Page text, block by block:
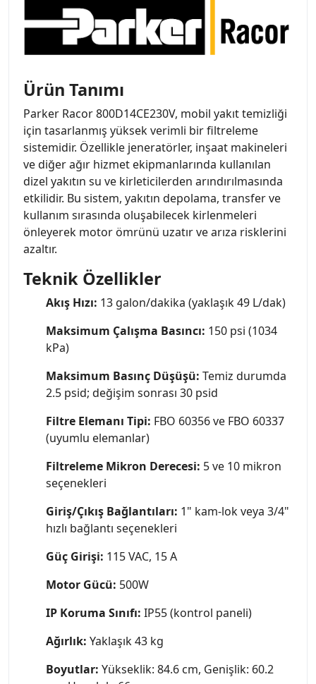
Ürün Tanımı
Parker Racor 800D14CE230V, mobil yakıt temizliği
için tasarlanmış yüksek verimli bir filtreleme
sistemidir. Özellikle jeneratörler, inşaat makineleri
ve diğer ağır hizmet ekipmanlarında kullanılan
dizel yakıtın su ve kirleticilerden arındırılmasında
etkilidir. Bu sistem, yakıtın depolama, transfer ve
kullanım sırasında oluşabilecek kirlenmeleri
önleyerek motor ömrünü uzatır ve arıza risklerini
azaltır.
Teknik Özellikler
Akış Hızı: 13 galon/dakika (yaklaşık 49 L/dak)
Maksimum Çalışma Basıncı: 150 psi (1034
kPa)
Maksimum Basınç Düşüşü: Temiz durumda
2.5 psid; değişim sonrası 30 psid
Filtre Elemanı Tipi: FBO 60356 ve FBO 60337
(uyumlu elemanlar)
Filtreleme Mikron Derecesi: 5 ve 10 mikron
seçenekleri
Giriş/Çıkış Bağlantıları: 1" kam-lok veya 3/4"
hızlı bağlantı seçenekleri
Güç Girişi: 115 VAC, 15 A
Motor Gücü: 500W
IP Koruma Sınıfı: IP55 (kontrol paneli)
Ağırlık: Yaklaşık 43 kg
Boyutlar: Yükseklik: 84.6 cm, Genişlik: 60.2